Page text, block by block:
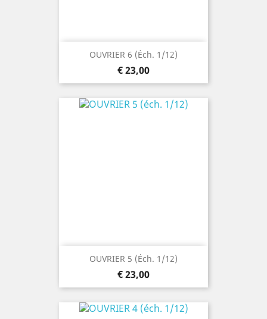
OUVRIER 6 (éch. 1/12)
Prijs
€ 23,00
OUVRIER 5 (éch. 1/12)
Prijs
€ 23,00